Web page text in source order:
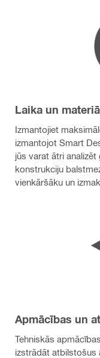
Laika un
Izmantojiet
izmantojot Smart
jūs varat ātri
konstrukciju
vienkāršāku un
Apmācības un
Tehniskās
izstrādāt atbilstošus